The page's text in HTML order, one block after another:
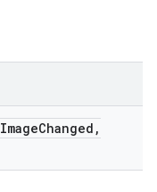
ImageChanged ,